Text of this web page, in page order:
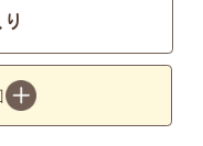
干小さくなりま